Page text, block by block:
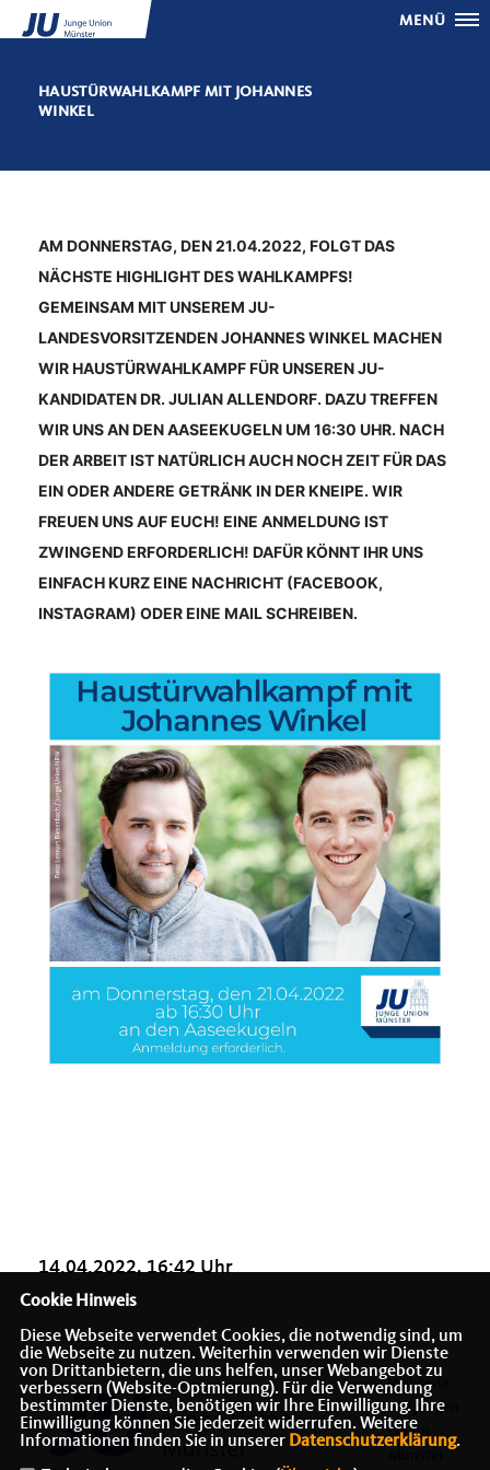
MENÜ
HAUSTÜRWAHLKAMPF MIT JOHANNES
WINKEL
AM DONNERSTAG, DEN 21.04.2022, FOLGT DAS
NÄCHSTE HIGHLIGHT DES WAHLKAMPFS!
GEMEINSAM MIT UNSEREM JU-
LANDESVORSITZENDEN JOHANNES WINKEL MACHEN
WIR HAUSTÜRWAHLKAMPF FÜR UNSEREN JU-
KANDIDATEN DR. JULIAN ALLENDORF. DAZU TREFFEN
WIR UNS AN DEN AASEEKUGELN UM 16:30 UHR. NACH
DER ARBEIT IST NATÜRLICH AUCH NOCH ZEIT FÜR DAS
EIN ODER ANDERE GETRÄNK IN DER KNEIPE. WIR
FREUEN UNS AUF EUCH! EINE ANMELDUNG IST
ZWINGEND ERFORDERLICH! DAFÜR KÖNNT IHR UNS
EINFACH KURZ EINE NACHRICHT (FACEBOOK,
INSTAGRAM) ODER EINE MAIL SCHREIBEN.
14.04.2022, 16:42 Uhr
Webseite
der Jungen
Union
Cookie Hinweis
Diese Webseite verwendet Cookies, die notwendig sind, um
die Webseite zu nutzen. Weiterhin verwenden wir Dienste
von Drittanbietern, die uns helfen, unser Webangebot zu
verbessern (Website-Optmierung). Für die Verwendung
bestimmter Dienste, benötigen wir Ihre Einwilligung. Ihre
Einwilligung können Sie jederzeit widerrufen. Weitere
Informationen finden Sie in unserer Datenschutzerklärung.